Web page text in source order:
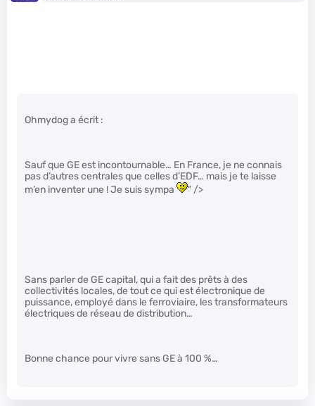
Ohmydog a écrit :
Sauf que GE est incontournable… En France, je ne connais
pas d’autres centrales que celles d’EDF… mais je te laisse
m’en inventer une ! Je suis sympa
" />
Sans parler de GE capital, qui a fait des prêts à des
collectivités locales, de tout ce qui est électronique de
puissance, employé dans le ferroviaire, les transformateurs
électriques de réseau de distribution…
Bonne chance pour vivre sans GE à 100 %…